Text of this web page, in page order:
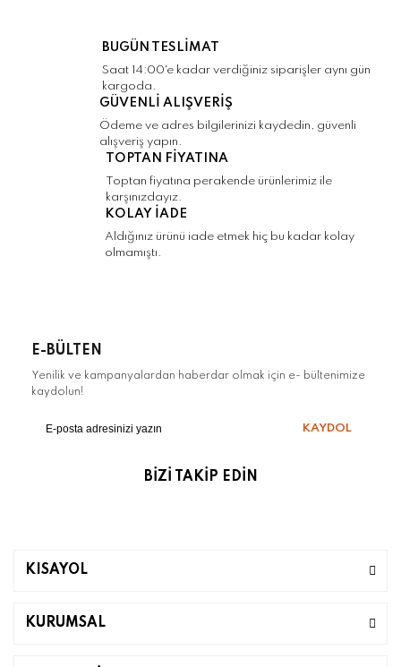
Yorum Yaz
Ürün resmi kalitesiz, bozuk veya
görüntülenemiyor.
Ürün açıklamasında eksik bilgiler bulunuyor.
Ürün bilgilerinde hatalar bulunuyor.
Ürün fiyatı diğer sitelerden daha pahalı.
Bu ürüne benzer farklı alternatifler olmalı.
BUGÜN TESLİMAT
Saat 14:00'e kadar verdiğiniz siparişler aynı gün
kargoda.
GÜVENLİ ALIŞVERİŞ
Ödeme ve adres bilgilerinizi kaydedin, güvenli
alışveriş yapın.
TOPTAN FİYATINA
Toptan fiyatına perakende ürünlerimiz ile
karşınızdayız.
KOLAY İADE
Aldığınız ürünü iade etmek hiç bu kadar kolay
olmamıştı.
E-BÜLTEN
Yenilik ve kampanyalardan haberdar olmak için e- bültenimize
kaydolun!
KAYDOL
BİZİ TAKİP EDİN
KISAYOL
KURUMSAL